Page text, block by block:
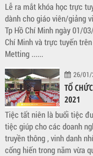
Lễ ra mắt khóa học trực
dành cho giáo viên/giảng
Tp Hồ Chí Minh ngày 01/
Chí Minh và trực tuyến
Metting ......
26/01/
TỔ
2021
Tiệc tất niên là buổi tiệc
tiệc giúp cho các doanh
truyền thông , vinh danh
cống hiến trong năm vừa